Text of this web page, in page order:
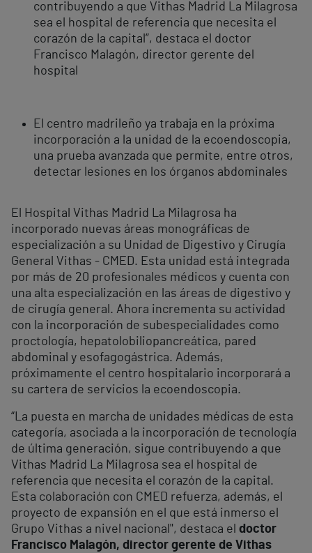
contribuyendo a que Vithas Madrid La Milagrosa
sea el hospital de referencia que necesita el
corazón de la capital”, destaca el doctor
Francisco Malagón, director gerente del
hospital
El centro madrileño ya trabaja en la próxima
incorporación a la unidad de la ecoendoscopia,
una prueba avanzada que permite, entre otros,
detectar lesiones en los órganos abdominales
El Hospital Vithas Madrid La Milagrosa ha
incorporado nuevas áreas monográficas de
especialización a su Unidad de Digestivo y Cirugía
General Vithas - CMED. Esta unidad está integrada
por más de 20 profesionales médicos y cuenta con
una alta especialización en las áreas de digestivo y
de cirugía general. Ahora incrementa su actividad
con la incorporación de subespecialidades como
proctología, hepatolobiliopancreática, pared
abdominal y esofagogástrica. Además,
próximamente el centro hospitalario incorporará a
su cartera de servicios la ecoendoscopia.
“La puesta en marcha de unidades médicas de esta
categoría, asociada a la incorporación de tecnología
de última generación, sigue contribuyendo a que
Vithas Madrid La Milagrosa sea el hospital de
referencia que necesita el corazón de la capital.
Esta colaboración con CMED refuerza, además, el
proyecto de expansión en el que está inmerso el
Grupo Vithas a nivel nacional", destaca el doctor
Francisco Malagón, director gerente de Vithas